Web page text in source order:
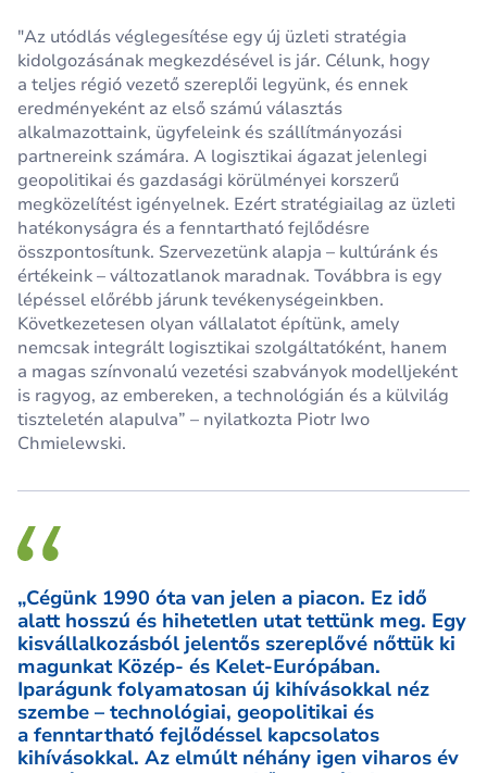
"Az utódlás véglegesítése egy új üzleti stratégia
kidolgozásának megkezdésével is jár. Célunk, hogy
a teljes régió vezető szereplői legyünk, és ennek
eredményeként az első számú választás
alkalmazottaink, ügyfeleink és szállítmányozási
partnereink számára. A logisztikai ágazat jelenlegi
geopolitikai és gazdasági körülményei korszerű
megközelítést igényelnek. Ezért stratégiailag az üzleti
hatékonyságra és a fenntartható fejlődésre
összpontosítunk. Szervezetünk alapja – kultúránk és
értékeink – változatlanok maradnak. Továbbra is egy
lépéssel előrébb járunk tevékenységeinkben.
Következetesen olyan vállalatot építünk, amely
nemcsak integrált logisztikai szolgáltatóként, hanem
a magas színvonalú vezetési szabványok modelljeként
is ragyog, az embereken, a technológián és a külvilág
tiszteletén alapulva” – nyilatkozta Piotr Iwo
Chmielewski.
„Cégünk 1990 óta van jelen a piacon. Ez idő
alatt hosszú és hihetetlen utat tettünk meg. Egy
kisvállalkozásból jelentős szereplővé nőttük ki
magunkat Közép- és Kelet-Európában.
Iparágunk folyamatosan új kihívásokkal néz
szembe – technológiai, geopolitikai és
a fenntartható fejlődéssel kapcsolatos
kihívásokkal. Az elmúlt néhány igen viharos év